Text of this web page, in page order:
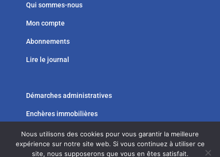
Qui sommes-nous
Mon compte
Abonnements
Lire le journal
Démarches administratives
Enchères immobilières
   
Nous utilisons des cookies pour vous garantir la meilleure
expérience sur notre site web. Si vous continuez à utiliser ce
site, nous supposerons que vous en êtes satisfait.